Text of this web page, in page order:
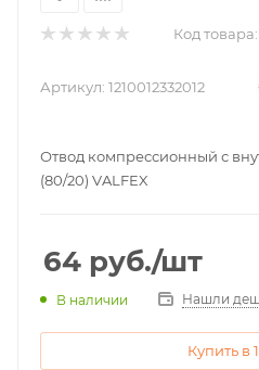
Код товара:
Артикул: 1210012332012
Отвод компрессионный с
(80/20) VALFEX
64 руб./шт
В наличии Нашли
Купить в